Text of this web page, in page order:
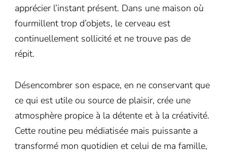
apprécier l’instant présent. Dans une maison où
fourmillent trop d’objets, le cerveau est
continuellement sollicité et ne trouve pas de
répit.
Désencombrer son espace, en ne conservant que
ce qui est utile ou source de plaisir, crée une
atmosphère propice à la détente et à la créativité.
Cette routine peu médiatisée mais puissante a
transformé mon quotidien et celui de ma famille,